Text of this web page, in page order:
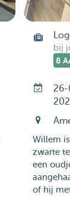
bij
8
Willem
zwarte
een
of hij